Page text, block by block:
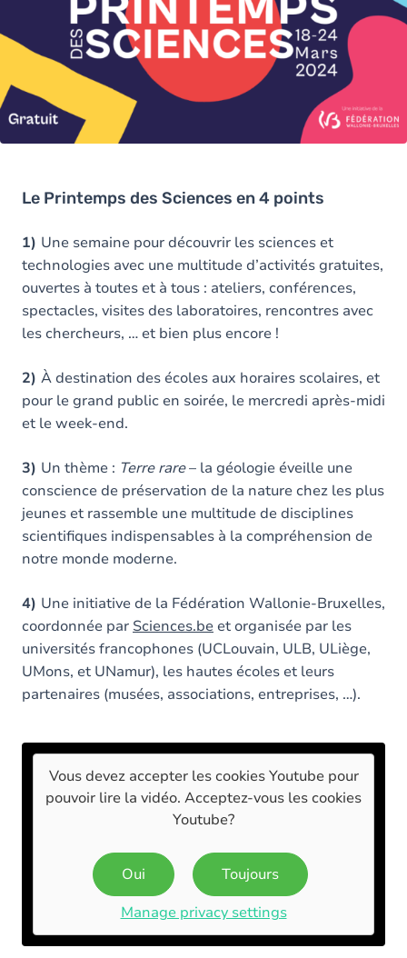
Le Printemps des Sciences en 4 points
1) Une semaine pour découvrir les sciences et
technologies avec une multitude d’activités gratuites,
ouvertes à toutes et à tous : ateliers, conférences,
spectacles, visites des laboratoires, rencontres avec
les chercheurs, … et bien plus encore !
2) À destination des écoles aux horaires scolaires, et
pour le grand public en soirée, le mercredi après-midi
et le week-end.
3) Un thème : Terre rare– la géologie éveille une
conscience de préservation de la nature chez les plus
jeunes et rassemble une multitude de disciplines
scientifiques indispensables à la compréhension de
notre monde moderne.
4) Une initiative de la Fédération Wallonie-Bruxelles,
coordonnée par Sciences.be et organisée par les
universités francophones (UCLouvain, ULB, ULiège,
UMons, et UNamur), les hautes écoles et leurs
partenaires (musées, associations, entreprises, …).
Vous devez accepter les cookiesYoutubepour
pouvoir lire la vidéo. Acceptez-vous les cookies
Youtube?
Oui
Toujours
Manage privacy settings